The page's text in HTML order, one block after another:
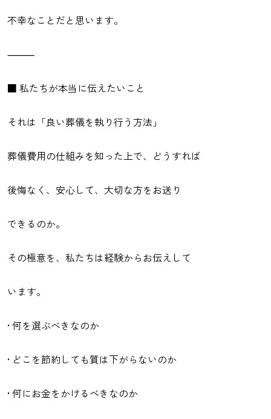
不幸なことだと思います。
⸻
■ 私たちが本当に伝えたいこと
それは「良い葬儀を執り行う方法」
葬儀費用の仕組みを知った上で、どうすれば
後悔なく、安心して、大切な方をお送り
できるのか。
その極意を、私たちは経験からお伝えして
います。
• 何を選ぶべきなのか
• どこを節約しても質は下がらないのか
• 何にお金をかけるべきなのか